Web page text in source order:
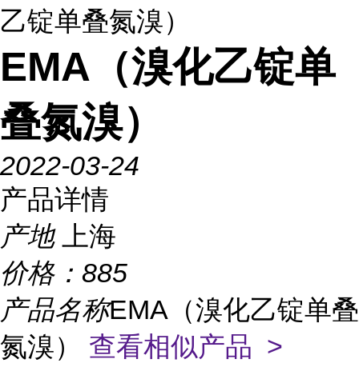
乙锭单叠氮溴）
EMA（溴化乙锭单
叠氮溴）
2022-03-24
产品详情
产地
上海
价格： 885
产品名称EMA（溴化乙锭单叠
氮溴） 查看相似产品 >